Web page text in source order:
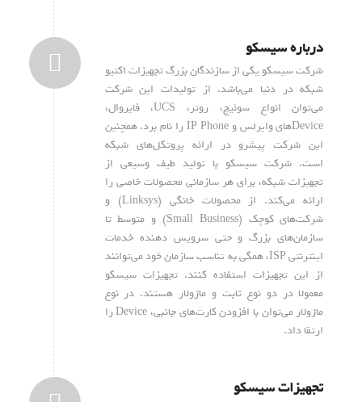
درباره سیسکو
شرکت سیسکو یکی از سازندگان بزرگ تجهیزات اکتیو
شبکه در دنیا می‌باشد. از تولیدات این شرکت
می‌توان انواع سوئیچ، روتر، UCS، فایروال،
Device‌های وایرلس و IP Phone را نام برد. همچنین
این شرکت پیشرو در ارائه پروتکل‌های شبکه
است. شرکت سیسکو با تولید طیف وسیعی از
تجهیزات شبکه، برای هر سازمانی محصولات خاصی را
ارائه می‌کند. از محصولات خانگی (Linksys) و
شرکت‌های کوچک (Small Business) و متوسط تا
سازمان‌های بزرگ و حتی سرویس دهنده خدمات
اینترنتی ISP، همگی به تناسب سازمان خود می‌توانند
از این تجهیزات استفاده کنند. تجهیزات سیسکو
معمولا در دو نوع ثابت و ماژولار هستند. در نوع
ماژولار می‌توان با افزودن کارت‌های جانبی، Device را
ارتقا داد.
تجهیزات سیسکو